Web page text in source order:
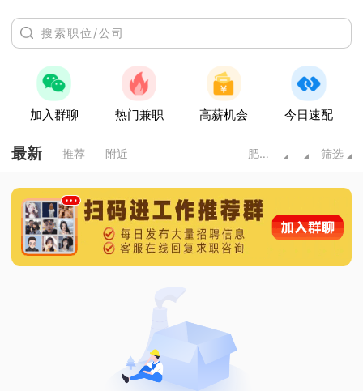
加入群聊 热门兼职 高薪机会 今日速配
最新 推荐 附近 肥城市 筛选